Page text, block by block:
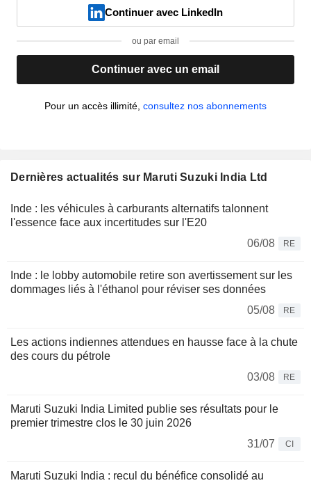
Continuer avec LinkedIn
ou par email
Continuer avec un email
Pour un accès illimité, consultez nos abonnements
Dernières actualités sur Maruti Suzuki India Ltd
Inde : les véhicules à carburants alternatifs talonnent
l'essence face aux incertitudes sur l'E20
06/08
RE
Inde : le lobby automobile retire son avertissement sur les
dommages liés à l'éthanol pour réviser ses données
05/08
RE
Les actions indiennes attendues en hausse face à la chute
des cours du pétrole
03/08
RE
Maruti Suzuki India Limited publie ses résultats pour le
premier trimestre clos le 30 juin 2026
31/07
CI
Maruti Suzuki India : recul du bénéfice consolidé au